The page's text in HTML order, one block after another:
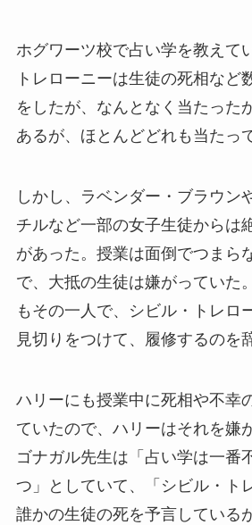
ホグワーツ校で占い学を教えて
トレローニーは生徒の死相など
をしたが、なんとなく当たった
あるが、ほとんどどれも当たっ
しかし、ラベンダー・ブラウン
チルなど一部の女子生徒からは
があった。授業は面倒でつまら
で、大抵の生徒は嫌がっていた
もその一人で、シビル・トレロ
見切りをつけて、履修するのを
ハリーにも授業中に死相や不幸
ていたので、ハリーはそれを嫌
ゴナガル先生は「占い学は一番
つ」としていて、「シビル・ト
誰かの生徒の死を予言している